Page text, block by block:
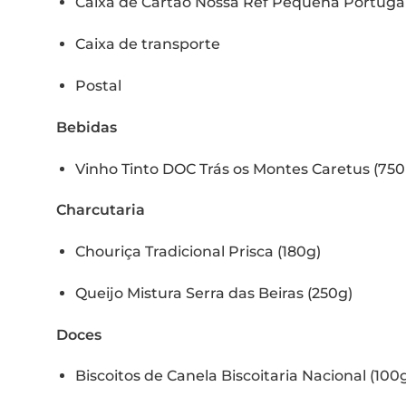
Caixa de transporte
Postal
Bebidas
Vinho Tinto DOC Trás os Montes Caretus
Charcutaria
Chouriça Tradicional Prisca (180g)
Queijo Mistura Serra das Beiras (250g)
Doces
Biscoitos de Canela Biscoitaria Nacional